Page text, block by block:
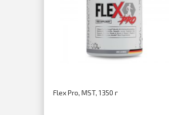
Flex Pro, MST, 1350 г